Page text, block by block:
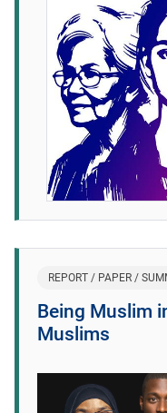
REPORT / PAPER /
Being Muslim
Muslims